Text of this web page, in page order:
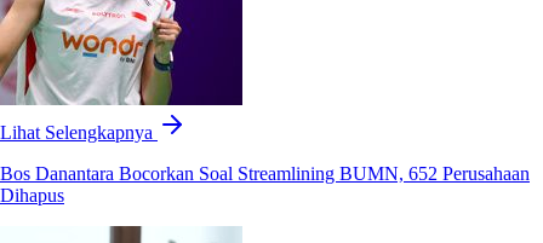
Lihat Selengkapnya
Bos Danantara Bocorkan Soal Streamlining BUMN, 652 Perusahaan
Dihapus